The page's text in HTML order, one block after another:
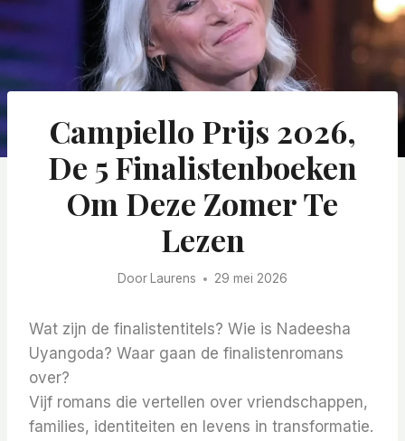
Campiello Prijs 2026,
De 5 Finalistenboeken
Om Deze Zomer Te
Lezen
Door Laurens 29 mei 2026
Wat zijn de finalistentitels? Wie is Nadeesha
Uyangoda? Waar gaan de finalistenromans
over?
Vijf romans die vertellen over vriendschappen,
families, identiteiten en levens in transformatie.